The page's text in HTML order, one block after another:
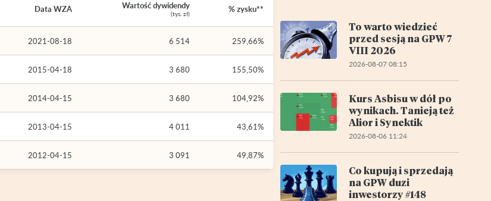
Data WZA Wartość dywidendy
(tys. zł) % zysku**
2021-08-18 6 514 259,66%
2015-04-18 3 680 155,50%
2014-04-15 3 680 104,92%
2013-04-15 4 011 43,61%
2012-04-15 3 091 49,87%
To warto wiedzieć
przed sesją na GPW 7
VIII 2026
2026-08-07 08:15
Kurs Asbisu w dół po
wynikach. Tanieją też
Alior i Synektik
2026-08-06 11:24
Co kupują i sprzedają
na GPW duzi
inwestorzy #148